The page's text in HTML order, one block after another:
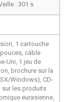
: 301 s
1 cartouche
câble
Uni, 1 jeu de
brochure sur la
Windows), CD-
sur les produits
eurasienne,